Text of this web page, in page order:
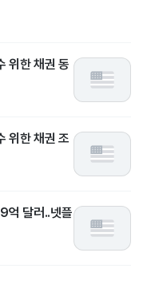
위한 채권 동
위한 채권 조
억 달러..넷플